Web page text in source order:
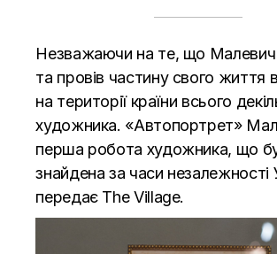
Незважаючи на те, що Малевич
та провів частину свого життя
на території країни всього
художника. «Автопортрет»
перша робота художника, що
знайдена за часи незалежності
передає The Village.